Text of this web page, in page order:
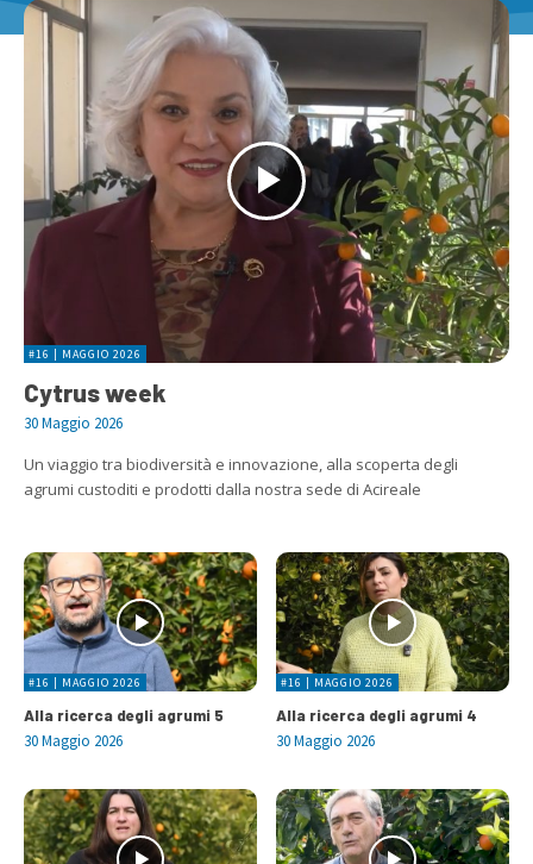
#16 | MAGGIO 2026
Cytrus week
30 Maggio 2026
Un viaggio tra biodiversità e innovazione, alla scoperta degli
agrumi custoditi e prodotti dalla nostra sede di Acireale
#16 | MAGGIO 2026
Alla ricerca degli agrumi 5
30 Maggio 2026
#16 | MAGGIO 2026
Alla ricerca degli agrumi 4
30 Maggio 2026